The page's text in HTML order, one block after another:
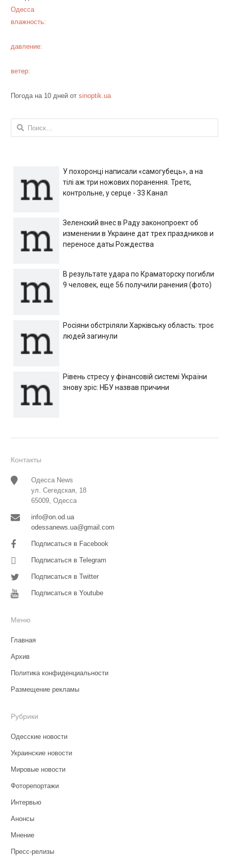
Одесса
влажность:
давление:
ветер:
Погода на 10 дней от sinoptik.ua
Найти:
У похоронці написали «самогубець», а на
тілі аж три ножових поранення. Третє,
контрольне, у серце - 33 Канал
Зеленский внес в Раду законопроект об
изменении в Украине дат трех праздников и
переносе даты Рождества
В результате удара по Краматорску погибли
9 человек, еще 56 получили ранения (фото)
Росіяни обстріляли Харківську область: троє
людей загинули
Рівень стресу у фінансовій системі України
знову зріс: НБУ назвав причини
Контакты
Одесса News
ул. Сегедская, 18
65009, Одесса
info@on.od.ua
odessanews.ua@gmail.com
Подписаться в Facebook
Подписаться в Telegram
Подписаться в Twitter
Подписаться в Youtube
Меню
Главная
Архив
Политика конфиденциальности
Размещение рекламы
Рубрики
Одесские новости
Украинские новости
Мировые новости
Фоторепортажи
Интервью
Анонсы
Мнение
Пресс-релизы